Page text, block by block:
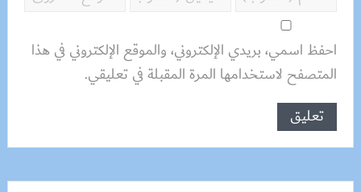
احفظ اسمي، بريدي الإلكتروني، والموقع الإلكتروني في هذا
المتصفح لاستخدامها المرة المقبلة في تعليقي.